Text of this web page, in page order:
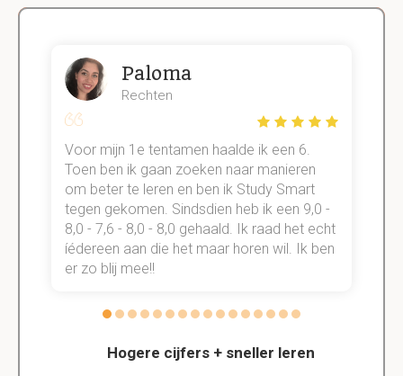
Hogere cijfers + sneller leren
Paloma
Rechten
Voor mijn 1e tentamen haalde ik een 6.
Toen ben ik gaan zoeken naar manieren
om beter te leren en ben ik Study Smart
tegen gekomen. Sindsdien heb ik een 9,0 -
8,0 - 7,6 - 8,0 - 8,0 gehaald. Ik raad het echt
íédereen aan die het maar horen wil. Ik ben
er zo blij mee!!